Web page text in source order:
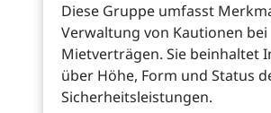
Diese Gruppe umfasst
Verwaltung von Kautionen bei
Mietverträgen. Sie beinhaltet
über Höhe, Form und Status
Sicherheitsleistungen.